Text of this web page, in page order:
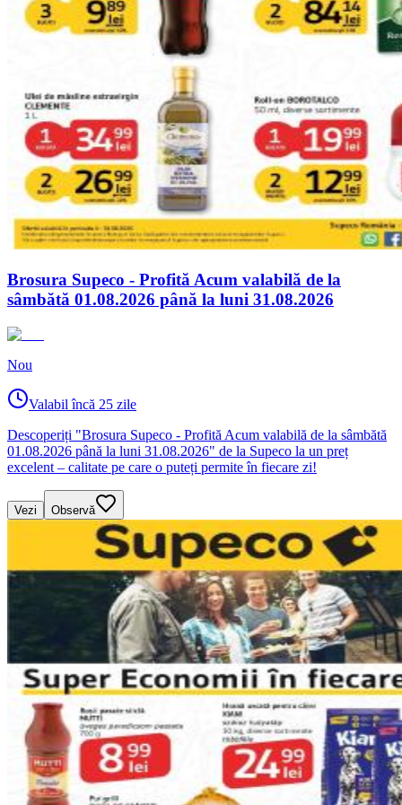
Brosura Supeco - Profită Acum valabilă de la
sâmbătă 01.08.2026 până la luni 31.08.2026
Nou
Valabil încă 25 zile
Descoperiți "Brosura Supeco - Profită Acum valabilă de la sâmbătă
01.08.2026 până la luni 31.08.2026" de la Supeco la un preț
excelent – calitate pe care o puteți permite în fiecare zi!
Vezi Observă